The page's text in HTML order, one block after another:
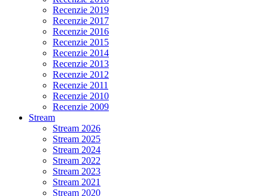
Recenzie 2019
Recenzie 2017
Recenzie 2016
Recenzie 2015
Recenzie 2014
Recenzie 2013
Recenzie 2012
Recenzie 2011
Recenzie 2010
Recenzie 2009
Stream
Stream 2026
Stream 2025
Stream 2024
Stream 2022
Stream 2023
Stream 2021
Stream 2020